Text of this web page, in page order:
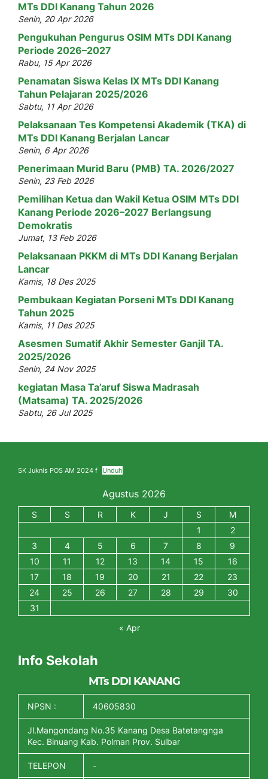
MTs DDI Kanang Tahun 2026
Senin, 20 Apr 2026
Pengukuhan Pengurus OSIM MTs DDI Kanang
Periode 2026–2027
Rabu, 15 Apr 2026
Penamatan Siswa Kelas IX MTs DDI Kanang
Tahun Pelajaran 2025/2026
Sabtu, 11 Apr 2026
Pelaksanaan Tes Kompetensi Akademik (TKA) di
MTs DDI Kanang Berjalan Lancar
Senin, 6 Apr 2026
Penerimaan Murid Baru (PMB) TA. 2026/2027
Senin, 23 Feb 2026
Pemilihan Ketua dan Wakil Ketua OSIM MTs DDI
Kanang Periode 2026–2027 Berlangsung
Demokratis
Jumat, 13 Feb 2026
Pelaksanaan PKKM di MTs DDI Kanang Berjalan
Lancar
Kamis, 18 Des 2025
Pembukaan Kegiatan Porseni MTs DDI Kanang
Tahun 2025
Kamis, 11 Des 2025
Asesmen Sumatif Akhir Semester Ganjil TA.
2025/2026
Senin, 24 Nov 2025
kegiatan Masa Ta’aruf Siswa Madrasah
(Matsama) TA. 2025/2026
Sabtu, 26 Jul 2025
SK Juknis POS AM 2024 f Unduh
Agustus 2026
S S R K J S
M
1
2
3
4 5 6 7 8
9
10
11 12 13 14 15
16
17
18 19 20 21 22
23
24
25 26 27 28 29
30
31
« Apr
Info Sekolah
MTs DDI KANANG
NPSN : 40605830
Jl.Mangondang No.35 Kanang Desa Batetangnga
Kec. Binuang Kab. Polman Prov. Sulbar
TELEPON -